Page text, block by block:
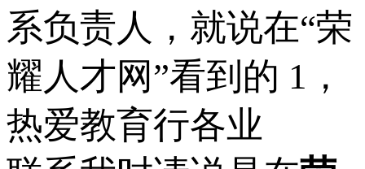
系负责人，就说在“荣
耀人才网”看到的 1，
热爱教育行各业